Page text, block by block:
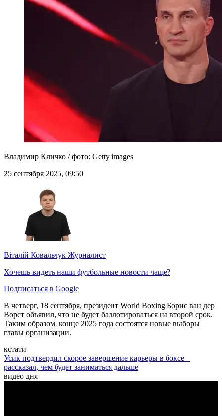
Владимир Кличко / фото: Getty images
25 сентября 2025, 09:50
Віталій Ковальчук Журналист
Хочешь видеть наши футбольные новости чаще?
Подписаться в Google
В четверг, 18 сентября, президент World Boxing Борис ван дер
Ворст объявил, что не будет баллотироваться на второй срок.
Таким образом, конце 2025 года состоятся новые выборы
главы организации.
кстати
Усик подтвердил скорое завершение карьеры в боксе –
рассказал, чем будет заниматься дальше
видео дня